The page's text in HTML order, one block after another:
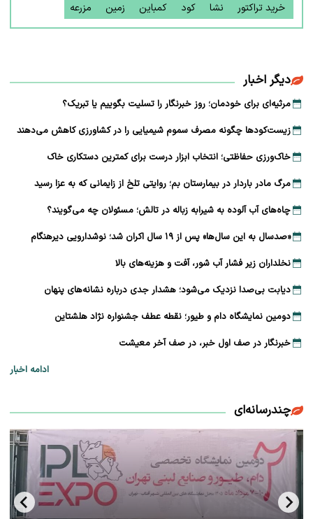
خرید تراکتور نشا کود کمباین زمین مزرعه
دیگر اخبار
مرثیه‌ای برای خودمان؛ روز خبرنگار را تسلیت بگوییم یا تبریک؟
زیست‌کودها چگونه مصرف سموم شیمیایی را در کشاورزی کاهش می‌دهند
خاک‌ورزی حفاظتی؛ انتخاب ابزار درست برای کمترین دستکاری خاک
مرگ مادر باردار در بیمارستان بم؛ روایتی تلخ از زایمانی که به عزا رسید
چاه‌های آب آلوده به شیرابه زباله در تالش؛ مسئولان چه می‌گویند؟
«صدسال به این سال‌ها» پس از ۱۹ سال اکران شد؛ نوشدارویی دیرهنگام
نخلداران زیر فشار آب شور، آفت و هزینه‌های بالا
دیابت بی‌صدا نزدیک می‌شود؛ هشدار جدی درباره نشانه‌های پنهان
دومین نمایشگاه دام و طیور؛ نقطه عطف جشنواره نژاد هلشتاین
خبرنگار در صف اول خبر، در صف آخر معیشت
ادامه اخبار
چندرسانه‌ای